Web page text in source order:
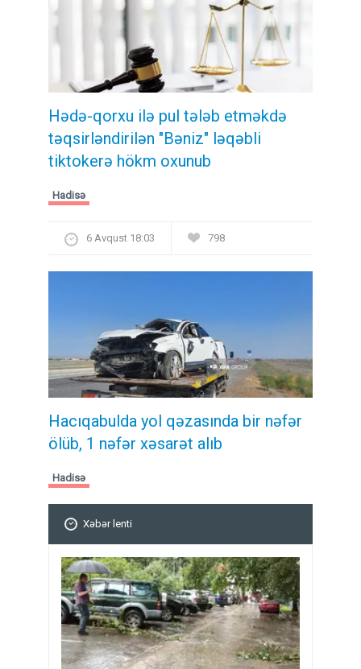
Hədə-qorxu ilə pul tələb etməkdə
təqsirləndirilən "Bəniz" ləqəbli
tiktokerə hökm oxunub
Hadisə
6 Avqust 18:03 798
Hacıqabulda yol qəzasında bir nəfər
ölüb, 1 nəfər xəsarət alıb
Hadisə
Xəbər lenti